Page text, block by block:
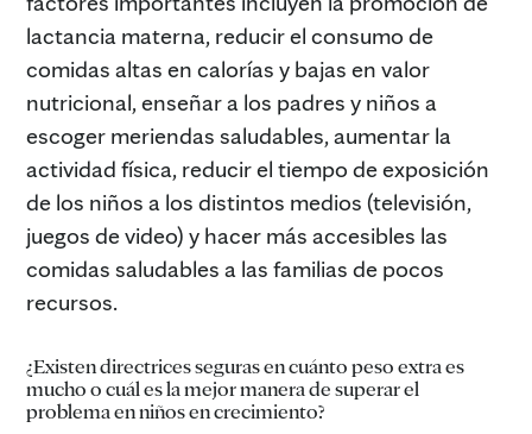
lactancia materna, reducir el consumo de
comidas altas en calorías y bajas en valor
nutricional, enseñar a los padres y niños a
escoger meriendas saludables, aumentar la
actividad física, reducir el tiempo de exposición
de los niños a los distintos medios (televisión,
juegos de video) y hacer más accesibles las
comidas saludables a las familias de pocos
recursos.
¿Existen directrices seguras en cuánto peso extra es
mucho o cuál es la mejor manera de superar el
problema en niños en crecimiento?